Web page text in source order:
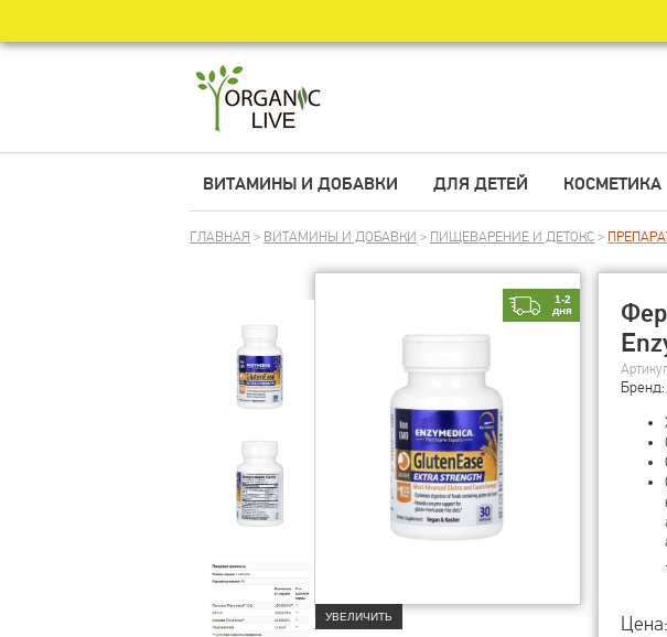
ВИТАМИНЫ И ДОБАВКИ ДЛЯ ДЕТЕЙ КОСМЕТИКА
ГЛАВНАЯ > ВИТАМИНЫ И ДОБАВКИ > ПИЩЕВАРЕНИЕ И ДЕТОКС>
1-2
дня
УВЕЛИЧИТЬ
Бренд:
Цена: